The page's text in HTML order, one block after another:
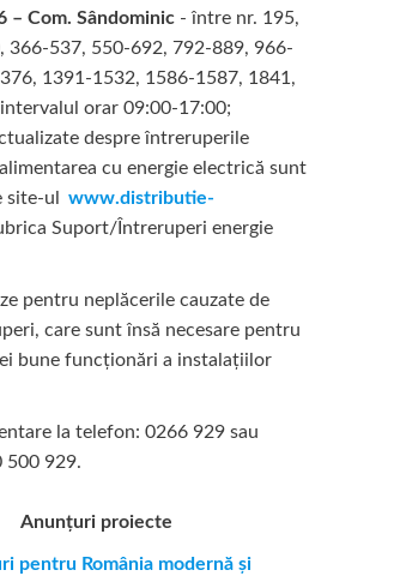
– Com. Sândominic- între nr. 195,
366-537, 550-692, 792-889, 966-
1391-1532, 1586-1587, 1841,
orar 09:00-17:00;
despre întreruperile
cu energie electrică sunt
site-ul
www.distributie-
Suport/Întreruperi energie
pentru neplăcerile cauzate de
care sunt însă necesare pentru
bune funcționări a instalațiilor
la tel efon: 0266 929 sau
500 929.
Anunțuri proiecte
pentru România modernă și